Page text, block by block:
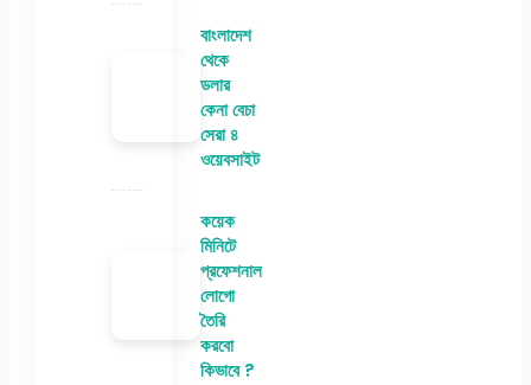
বাংলাদেশ
থেকে
ডলার
কেনা বেচা
সেরা ৪
ওয়েবসাইট
কয়েক
মিনিটে
প্রফেশনাল
লোগো
তৈরি
করবো
কিভাবে ?